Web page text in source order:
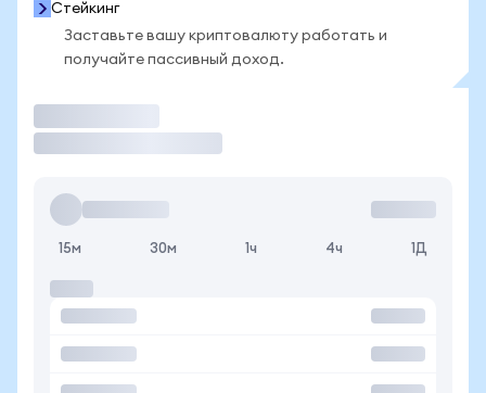
Стейкинг
Заставьте вашу криптовалюту работать и
получайте пассивный доход.
15м 30м 1ч 4ч 1Д